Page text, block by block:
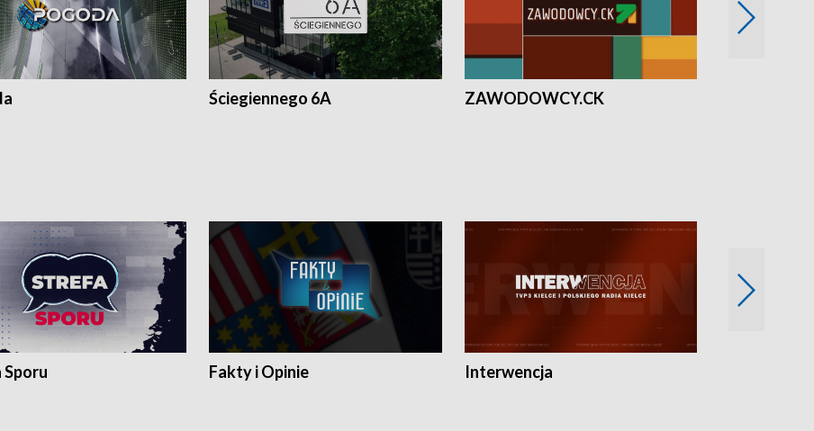
Ściegiennego 6A ZAWODOWCY.CK
Fakty i Opinie Interwencja